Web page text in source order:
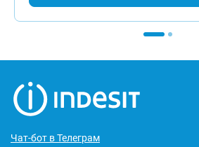
Чат-бот в Телеграм